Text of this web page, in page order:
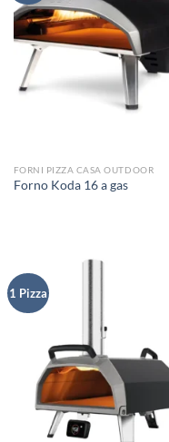
FORNI PIZZA CASA OUTDOOR
Forno Koda 16 a gas
1 Pizza